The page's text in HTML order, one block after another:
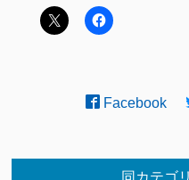
Facebook
同カテゴ